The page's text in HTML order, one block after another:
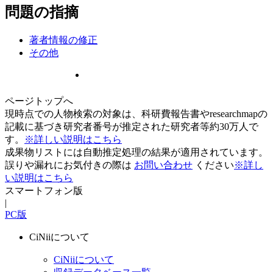
問題の指摘
著者情報の修正
その他
ページトップへ
現時点での人物検索の対象は、科研費報告書やresearchmapの
記載に基づき研究者番号が推定された研究者等約30万人で
す。
※詳しい説明はこちら
成果物リストには自動推定処理の結果が適用されています。
誤りや漏れにお気付きの際は お問い合わせ ください※詳し
い説明はこちら
スマートフォン版
|
PC版
CiNiiについて
CiNiiについて